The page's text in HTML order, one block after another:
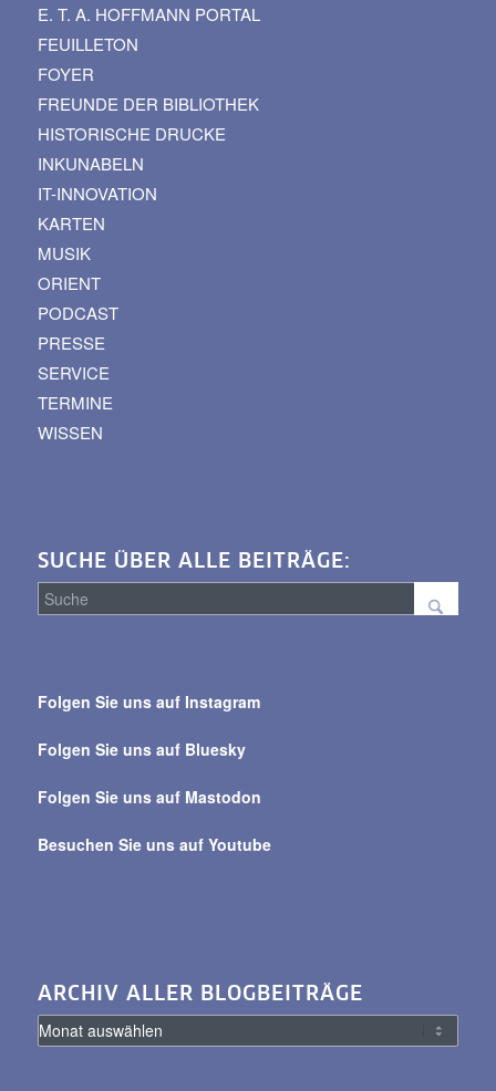
E. T. A. HOFFMANN PORTAL
FEUILLETON
FOYER
FREUNDE DER BIBLIOTHEK
HISTORISCHE DRUCKE
INKUNABELN
IT-INNOVATION
KARTEN
MUSIK
ORIENT
PODCAST
PRESSE
SERVICE
TERMINE
WISSEN
SUCHE ÜBER ALLE BEITRÄGE:
alle
Folgen Sie uns auf Instagram
Folgen Sie uns auf Bluesky
Folgen Sie uns auf Mastodon
Besuchen Sie uns auf Youtube
ARCHIV ALLER BLOGBEITRÄGE